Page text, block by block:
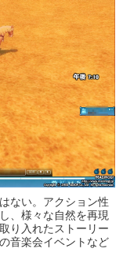
ない。アクション性
、様々な自然を再現
り入れたストーリー
音楽会イベントなど